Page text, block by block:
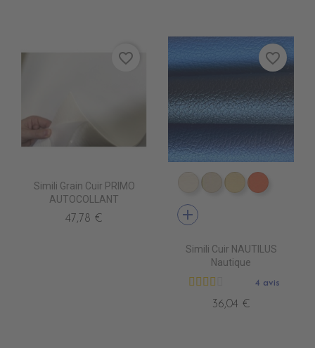
Simili Grain Cuir PRIMO
AUTOCOLLANT
47,78 €
favorite_border
EN4010 IVOIRE
EN4020 BEIGE
EN4040EN4060
add
Simili Cuir NAUTILUS
Nautique
4 avis
36,04 €
favorite_border